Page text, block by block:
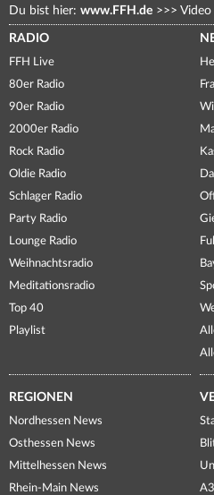
Du bist hier: www.FFH.de >>> Video
RADIO
FFH Live
80er Radio
90er Radio
2000er Radio
Rock Radio
Oldie Radio
Schlager Radio
Party Radio
Lounge Radio
Weihnachtsradio
Meditationsradio
Top 40
Playlist
REGIONEN
Nordhessen News
Osthessen News
Mittelhessen News
Rhein-Main News